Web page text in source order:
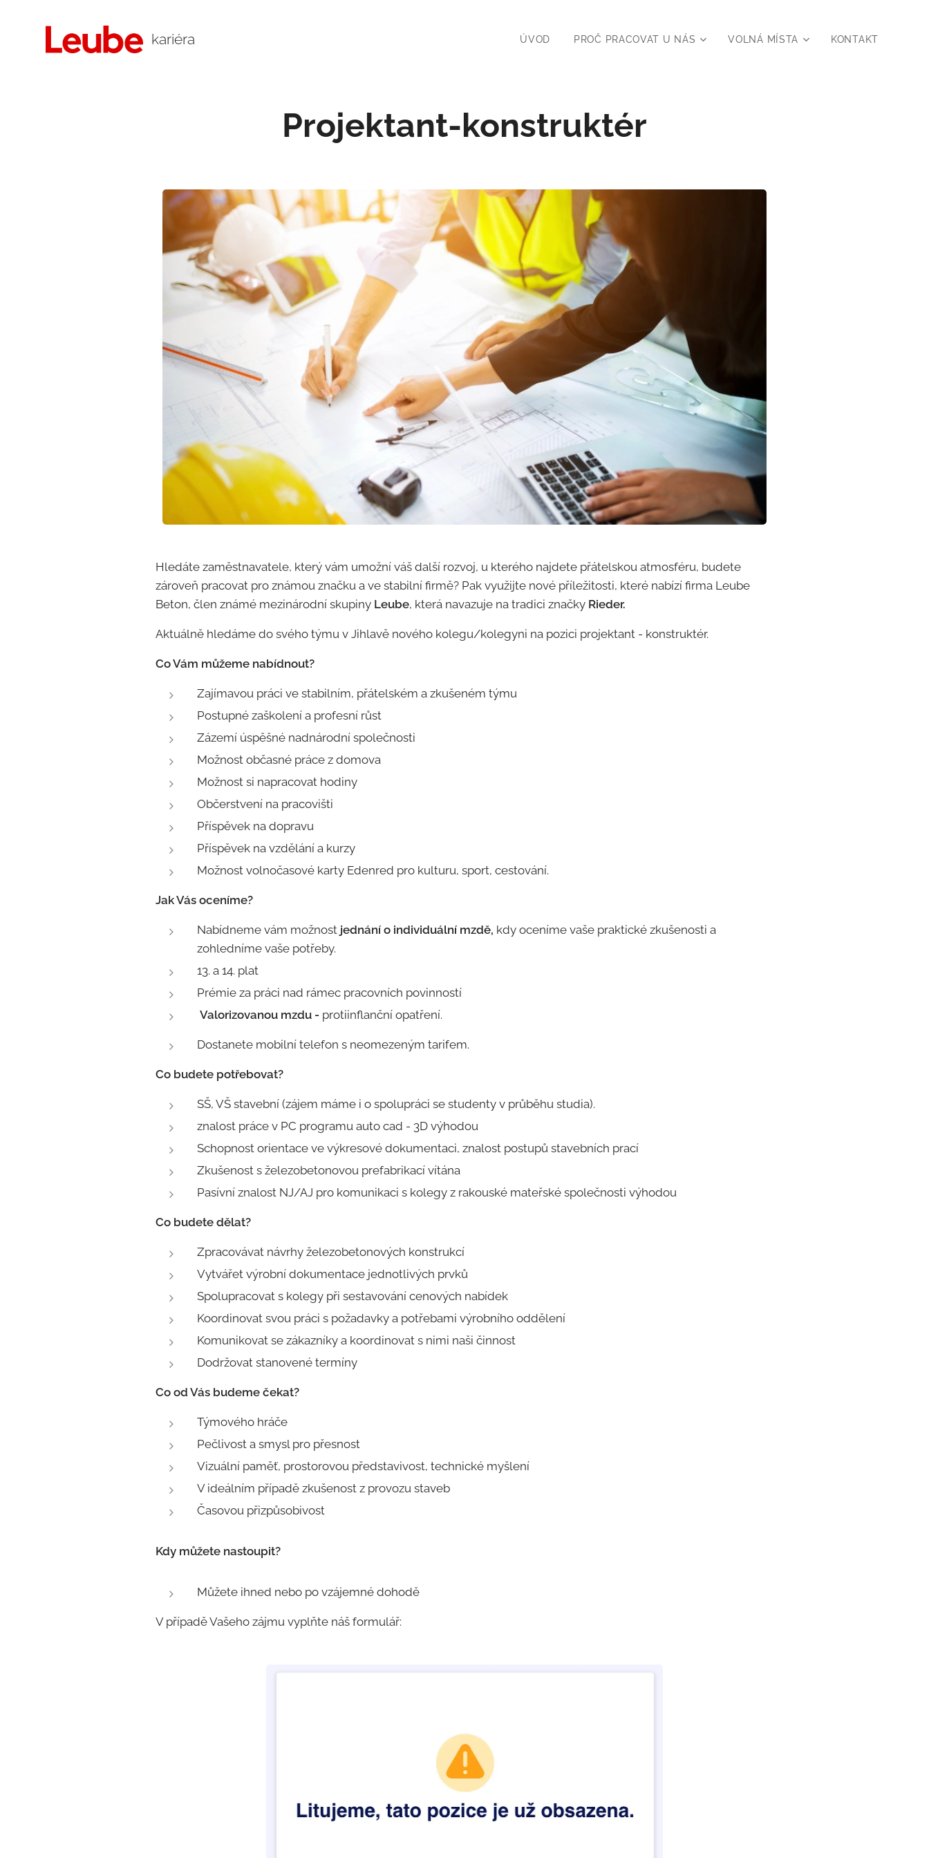
kariéra ÚVOD PROČ PRACOVAT U NÁS VOLNÁ MÍSTA KONTAKT
Projektant-konstruktér
Hledáte zaměstnavatele, který vám umožní váš další rozvoj, u kterého najdete přátelskou atmosféru, budete
zároveň pracovat pro známou značku a ve stabilní firmě? Pak využijte nové příležitosti, které nabízí firma Leube
Beton, člen známé mezinárodní skupiny Leube, která navazuje na tradici značky Rieder.
Aktuálně hledáme do svého týmu v Jihlavě nového kolegu/kolegyni na pozici projektant - konstruktér.
Co Vám můžeme nabídnout?
Zajímavou práci ve stabilním, přátelském a zkušeném týmu
Postupné zaškolení a profesní růst
Zázemí úspěšné nadnárodní společnosti
Možnost občasné práce z domova
Možnost si napracovat hodiny
Občerstvení na pracovišti
Příspěvek na dopravu
Příspěvek na vzdělání a kurzy
Možnost volnočasové karty Edenred pro kulturu, sport, cestování.
Jak Vás oceníme?
Nabídneme vám možnost jednání o individuální mzdě, kdy oceníme vaše praktické zkušenosti a
zohledníme vaše potřeby.
13. a 14. plat
Prémie za práci nad rámec pracovních povinností
Valorizovanou mzdu - protiinflanční opatření.
Dostanete mobilní telefon s neomezeným tarifem.
Co budete potřebovat?
SŠ, VŠ stavební (zájem máme i o spolupráci se studenty v průběhu studia).
znalost práce v PC programu auto cad - 3D výhodou
Schopnost orientace ve výkresové dokumentaci, znalost postupů stavebních prací
Zkušenost s železobetonovou prefabrikací vítána
Pasívní znalost NJ/AJ pro komunikaci s kolegy z rakouské mateřské společnosti výhodou
Co budete dělat?
Zpracovávat návrhy železobetonových konstrukcí
Vytvářet výrobní dokumentace jednotlivých prvků
Spolupracovat s kolegy při sestavování cenových nabídek
Koordinovat svou práci s požadavky a potřebami výrobního oddělení
Komunikovat se zákazníky a koordinovat s nimi naši činnost
Dodržovat stanovené termíny
Co od Vás budeme čekat?
Týmového hráče
Pečlivost a smysl pro přesnost
Vizuální paměť, prostorovou představivost, technické myšlení
V ideálním případě zkušenost z provozu staveb
Časovou přizpůsobivost
Kdy můžete nastoupit?
Můžete ihned nebo po vzájemné dohodě
V případě Vašeho zájmu vyplňte náš formulář: